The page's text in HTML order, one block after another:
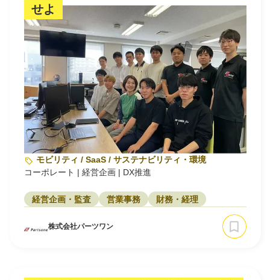
せよ
モビリティ / SaaS / サステナビリティ・環境
コーポレート | 経営企画 | DX推進
経営企画・監査 営業事務 財務・経理
株式会社パーツワン